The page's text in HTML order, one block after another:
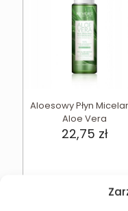
Aloesowy Płyn
Aloe Vera
22,75 zł